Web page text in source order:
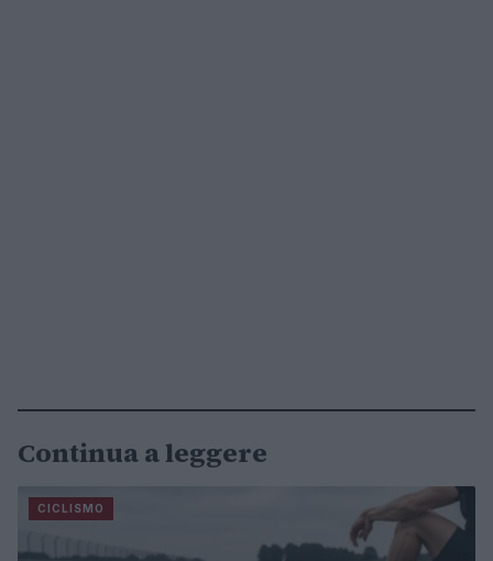
Continua a leggere
CICLISMO